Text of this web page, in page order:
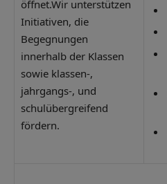
öffnet.Wir unterstützen
Initiativen, die
Begegnungen
innerhalb der Klassen
sowie klassen-,
jahrgangs-, und
schulübergreifend
fördern.